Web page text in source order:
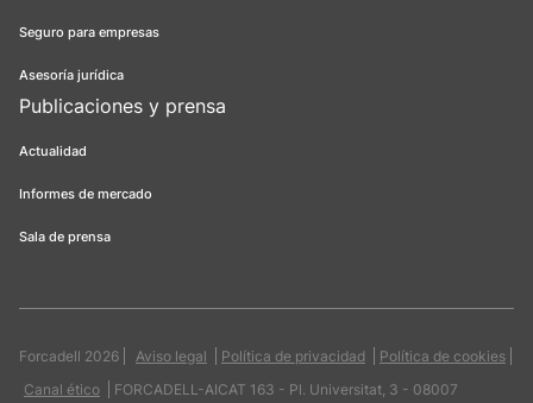
Seguro para empresas
Asesoría jurídica
Publicaciones y prensa
Actualidad
Informes de mercado
Sala de prensa
Forcadell 2026 Aviso legal Política de privacidad
Política de cookies
Canal ético
FORCADELL-AICAT 163 - Pl. Universitat, 3 - 08007